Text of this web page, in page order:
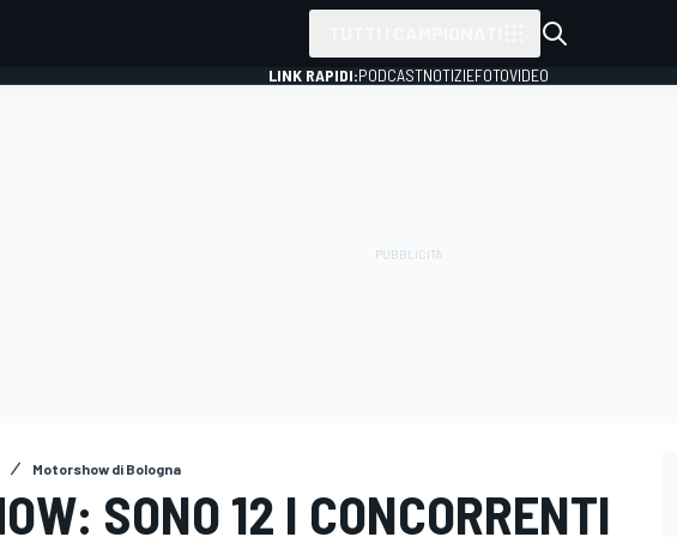
LINK RAPIDI:PODCASTNOTIZIEFOTOVIDEO
Motorshow di Bologna
SONO 12 I CONCORRENTI